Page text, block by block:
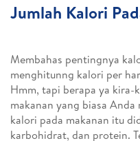
Jumlah Kalori
Membahas pentingnya
menghitunng kalori per
Hmm, tapi berapa ya kira-
makanan yang biasa
kalori pada makanan itu
karbohidrat, dan protein.